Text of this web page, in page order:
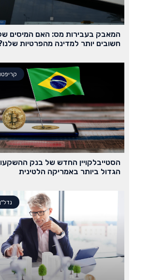
המאבק בעבירות מס: האם המיסים
חשובים יותר למדינה מהפרטיות
קריפטו
הסטייבלקויין החדש של בנק
הגדול ביותר באמריקה הלטינית
נדל"ן